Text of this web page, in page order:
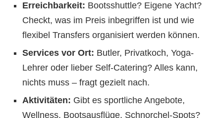
Erreichbarkeit: Bootsshuttle? Eigene Yacht?
Checkt, was im Preis inbegriffen ist und wie
flexibel Transfers organisiert werden können.
Services vor Ort: Butler, Privatkoch, Yoga-
Lehrer oder lieber Self-Catering? Alles kann,
nichts muss – fragt gezielt nach.
Aktivitäten: Gibt es sportliche Angebote,
Wellness, Bootsausflüge, Schnorchel-Spots?